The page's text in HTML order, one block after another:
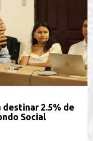
2.5% de
Social